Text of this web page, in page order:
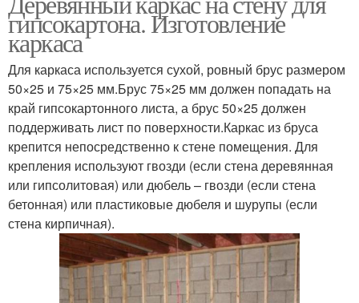
гипсокартона. Изготовление
каркаса
Для каркаса используется сухой, ровный брус размером
50×25 и 75×25 мм.Брус 75×25 мм должен попадать на
край гипсокартонного листа, а брус 50×25 должен
поддерживать лист по поверхности.Каркас из бруса
крепится непосредственно к стене помещения. Для
крепления используют гвозди (если стена деревянная
или гипсолитовая) или дюбель – гвозди (если стена
бетонная) или пластиковые дюбеля и шурупы (если
стена кирпичная).